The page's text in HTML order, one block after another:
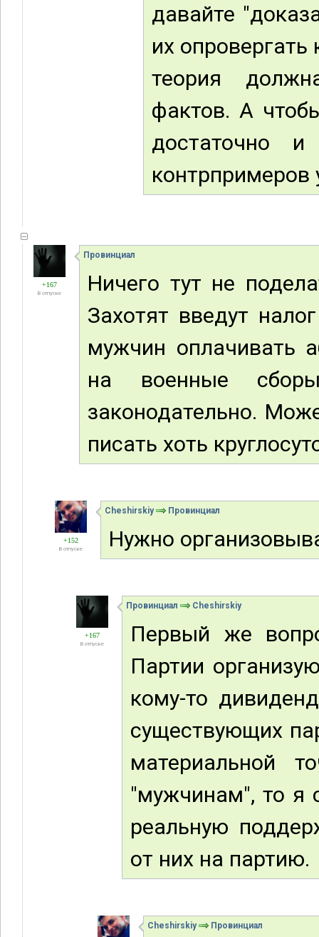
давайте
их
теория
фактов. А
достаточно
контрпримеров
+167
В отпуске
Провинциал
Ничего тут не
Захотят введут
мужчин оплачивать
на военные
законодательно.
писать хоть
+152
В отпуске
Cheshirskiy Провинциал
Нужно
+167
В отпуске
Провинциал Cheshirskiy
Первый же
Партии
кому-то
существующих
материальной
"мужчинам", то я
реальную
от них на партию.
Cheshirskiy Провинциал